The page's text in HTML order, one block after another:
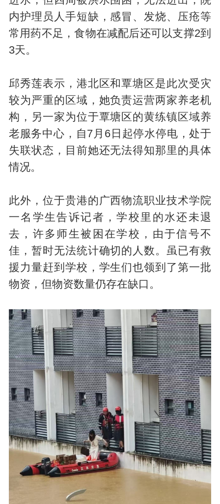
内护理员人手短缺，感冒、发烧、压疮等
常用药不足，食物在减配后还可以支撑2到
3天。
邱秀莲表示，港北区和覃塘区是此次受灾
较为严重的区域，她负责运营两家养老机
构，另一家为位于覃塘区的黄练镇区域养
老服务中心，自7月6日起停水停电，处于
失联状态，目前她还无法得知那里的具体
情况。
此外，位于贵港的广西物流职业技术学院
一名学生告诉记者，学校里的水还未退
去，许多师生被困在学校，由于信号不
佳，暂时无法统计确切的人数。虽已有救
援力量赶到学校，学生们也领到了第一批
物资，但物资数量仍存在缺口。